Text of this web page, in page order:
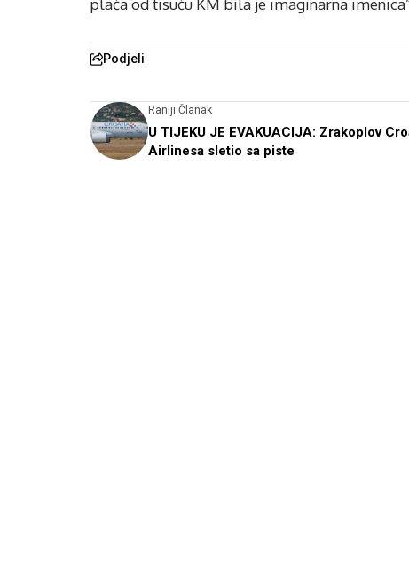
plaća od tisuću KM bila je imaginarna
Podjeli
Raniji Članak
U TIJEKU JE EVAKUACIJA: Zrakoplov
Airlinesa sletio sa piste